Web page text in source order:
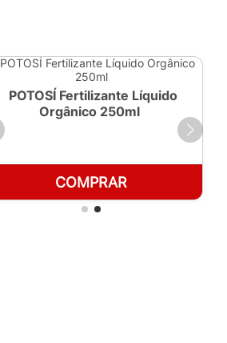
POTOSÍ Fertilizante Líquido
Orgânico 250ml
COMPRAR